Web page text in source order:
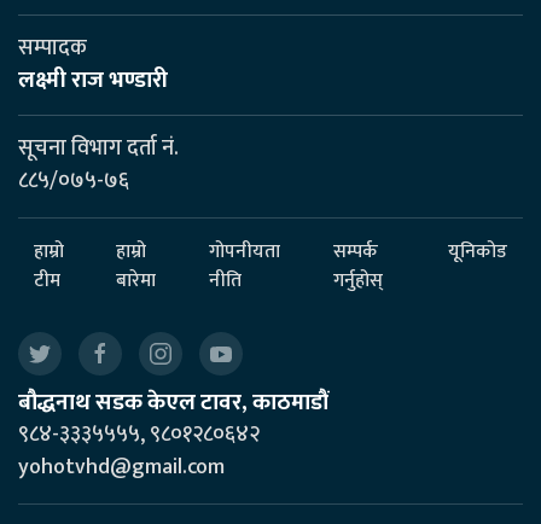
सम्पादक
लक्ष्मी राज भण्डारी
सूचना विभाग दर्ता नं.
८८५/०७५-७६
हाम्रो
टीम
हाम्रो
बारेमा
गोपनीयता
नीति
सम्पर्क
गर्नुहोस्
यूनिकोड
बौद्धनाथ सडक केएल टावर, काठमाडौं
९८४-३३३५५५५, ९८०१२८०६४२
yohotvhd@gmail.com